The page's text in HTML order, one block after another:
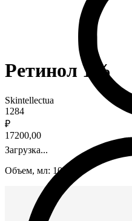
Ретинол 1%
Skintellectua
1284
₽
17200,00
Загрузка...
Объем, мл: 100